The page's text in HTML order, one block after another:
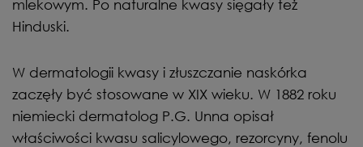
mlekowym. Po naturalne kwasy sięgały też
Hinduski.
W dermatologii kwasy i złuszczanie naskórka
zaczęły być stosowane w XIX wieku. W 1882 roku
niemiecki dermatolog P.G. Unna opisał
właściwości kwasu salicylowego, rezorcyny, fenolu